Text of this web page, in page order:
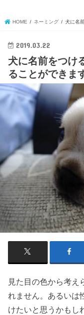
HOME ネーミング 犬に名
2019.03.22
犬に名前をつけ
ることができま
見た目の色から考え
れません。あるいは
けたいと思うかもし